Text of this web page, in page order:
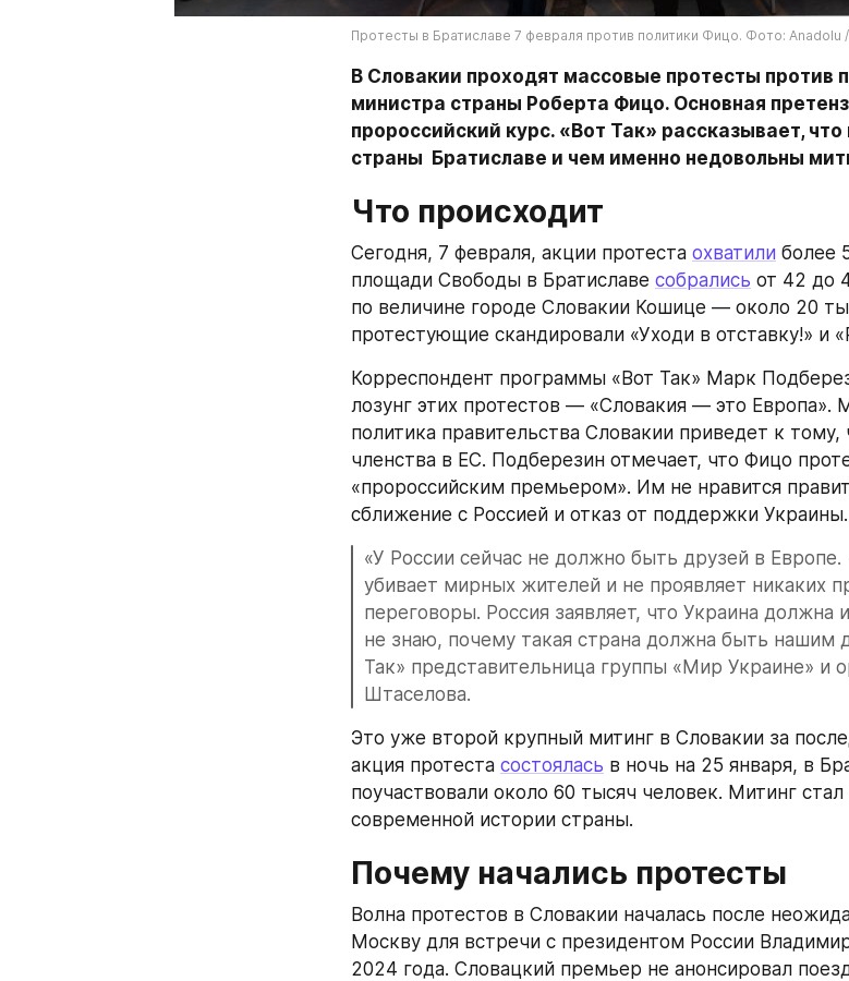
Протесты в Братиславе 7 февраля против политики Фицо. Фото: Anadolu
В Словакии проходят массовые протесты против
министра страны Роберта Фицо. Основная
пророссийский курс. «Вот Так» рассказывает,
страны  Братиславе и чем именно недовольны
Что происходит
Сегодня, 7 февраля, акции протеста охватили более
площади Свободы в Братиславе собрались от 42 до
по величине городе Словакии Кошице — около 20
протестующие скандировали «Уходи в отставку!» и
Корреспондент программы «Вот Так» Марк
лозунг этих протестов — «Словакия — это Европа».
политика правительства Словакии приведет к тому,
членства в ЕС. Подберезин отмечает, что Фицо
«пророссийским премьером». Им не нравится
сближение с Россией и отказ от поддержки Украины.
«У России сейчас не должно быть друзей в
убивает мирных жителей и не проявляет никаких
переговоры. Россия заявляет, что Украина должна
не знаю, почему такая страна должна быть нашим
Так» представительница группы «Мир Украине» и
Штаселова.
Это уже второй крупный митинг в Словакии за
акция протеста состоялась в ночь на 25 января, в
поучаствовали около 60 тысяч человек. Митинг
современной истории страны.
Почему начались протесты
Волна протестов в Словакии началась после
Москву для встречи с президентом России
2024 года. Словацкий премьер не анонсировал